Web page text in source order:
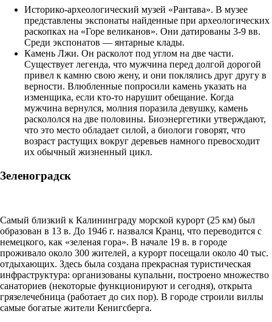
Историко-археологический музей «Рантава». В музее
представлены экспонаты найденные при археологических
раскопках на «Горе великанов». Они датированы 3-9 вв.
Среди экспонатов — янтарные клады.
Камень Лжи. Он расколот под углом на две части.
Существует легенда, что мужчина перед долгой дорогой
привел к камню свою жену, и они поклялись друг другу в
верности. Влюбленные попросили камень указать на
изменщика, если кто-то нарушит обещание. Когда
мужчина вернулся, молния поразила девушку, камень
раскололся на две половины. Биоэнергетики утверждают,
что это место обладает силой, а биологи говорят, что
возраст растущих вокруг деревьев намного превосходит
их обычный жизненный цикл.
Зеленоградск
Самый близкий к Калининграду морской курорт (25 км) был
образован в 13 в. До 1946 г. назвался Кранц, что переводится с
немецкого, как «зеленая гора». В начале 19 в. в городе
проживало около 300 жителей, а курорт посещали около 40 тыс.
отдыхающих. Здесь была создана прекрасная туристическая
инфраструктура: организованы купальни, построено множество
санаториев (некоторые функционируют и сегодня), открыта
грязелечебница (работает до сих пор). В городе строили виллы
самые богатые жители Кенигсберга.